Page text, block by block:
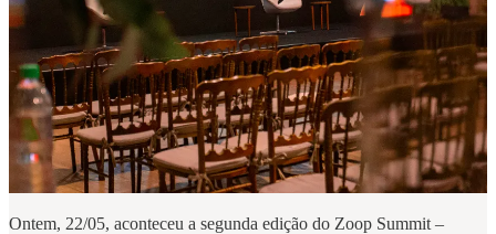
Ontem, 22/05, aconteceu a segunda edição do Zoop Summit –